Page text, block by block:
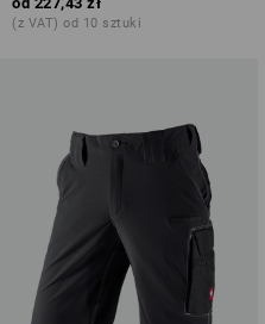
(z VAT) od 10 sztuki